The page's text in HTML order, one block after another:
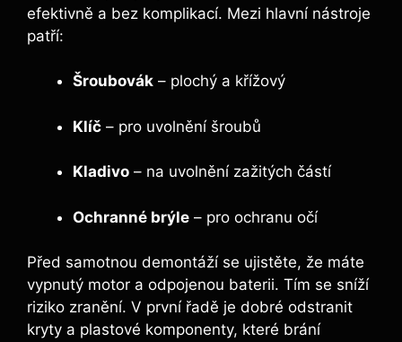
efektivně a bez komplikací. Mezi hlavní nástroje
patří:
Šroubovák – plochý a křížový
Klíč – pro uvolnění šroubů
Kladivo – na uvolnění zažitých částí
Ochranné brýle – pro ochranu očí
Před samotnou demontáží se ujistěte, že máte
vypnutý motor a odpojenou baterii. Tím se sníží
riziko zranění. V první řadě je dobré odstranit
kryty a plastové komponenty, které brání